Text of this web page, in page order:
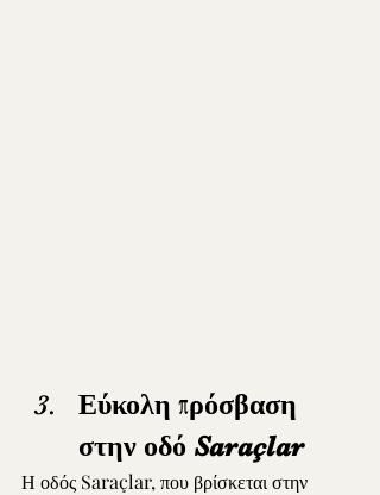
Εύκολη πρόσβαση
στην οδό Saraçlar
Η οδός Saraçlar, που βρίσκεται στην